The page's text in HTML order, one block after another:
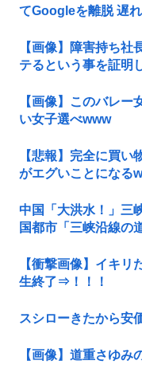
てGoogleを離脱 遅
【画像】障害持ち
テるという事を証明
【画像】このバレー
い女子選べwww
【悲報】完全に買
がエグいことになる
中国「大洪水！」三
国都市「三峡沿線の
【衝撃画像】イキリ
生終了⇒！！！
スシローきたから安
【画像】道重さゆ